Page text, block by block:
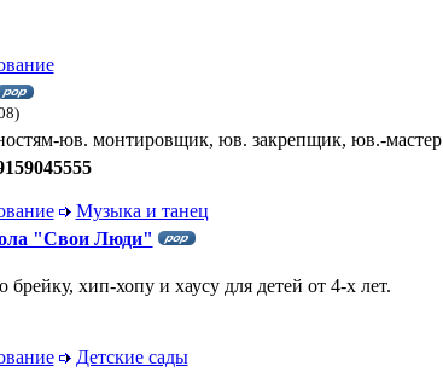
юв. монтировщик, юв. закрепщик, юв.-мастер
Музыка и танец
"Свои Люди"
брейку, хип-хопу и хаусу для детей от 4-х лет.
Детские сады